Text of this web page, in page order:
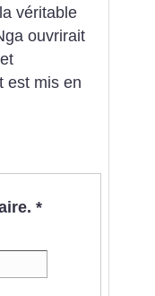
véritable
ouvrirait
est mis en
*